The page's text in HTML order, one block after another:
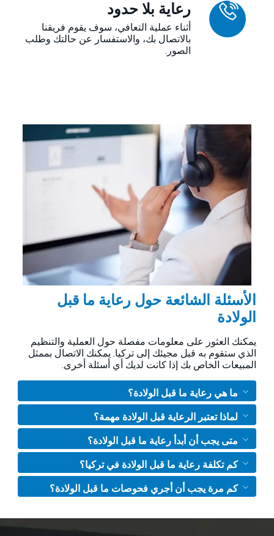
رعاية بلا حدود
أثناء عملية التعافي، سوف يقوم فريقنا
بالاتصال بك، والاستفسار عن حالتك وطلب
الصور.
الأسئلة الشائعة حول رعاية ما قبل
الولادة
يمكنك العثور على معلومات مفصلة حول العملية والتنظيم
الذي ستقوم به قبل مجيئك إلى تركيا. يمكنك الاتصال بممثل
المبيعات الخاص بك إذا كانت لديك أي أسئلة أخرى.
ما هي رعاية ما قبل الولادة؟
لماذا تعتبر الرعاية قبل الولادة مهمة؟
متى يجب أن أبدأ رعاية ما قبل الولادة؟
كم تكلفة رعاية ما قبل الولادة في تركيا؟
كم مرة يجب أن أجري فحوصات ما قبل الولادة؟